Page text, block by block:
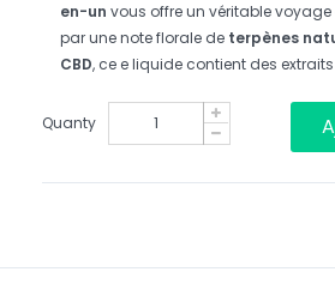
en-un vous offre un véritable
par une note florale de terpènes
CBD, ce e liquide contient des
Quanty